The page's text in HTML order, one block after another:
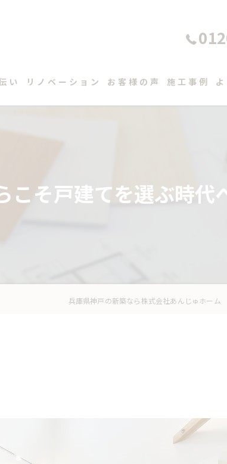
い リノベーション お客様の声 施工事例
こそ戸建てを選ぶ時代
兵庫県神戸の新築なら株式会社あんじゅホーム